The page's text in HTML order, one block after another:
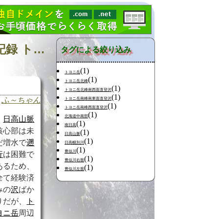
日記の検索 [タグ:トヨニ岳北峰東面直登沢 春別川 山行記録 トヨニ岳南峰] 01～01(01件中)
ふ～ちゃん
日高山脈
心部は未
増水で遡
は困難で
るため、
て経験済
の沢ばか
だが、
ト
ニ岳周辺
タグによる絞り込み
トヨニ岳(1)
トヨニ岳北峰(1)
トヨニ岳北峰南西面直登沢(1)
トヨニ岳南峰南東面直登沢(1)
トヨニ岳南峰西面直登沢(1)
北海道中南部(1)
南日高(1)
日高山脈(1)
日高幌別川 (1)
豊似川 (1)
豊似川右股(1)
豊似川左股(1)